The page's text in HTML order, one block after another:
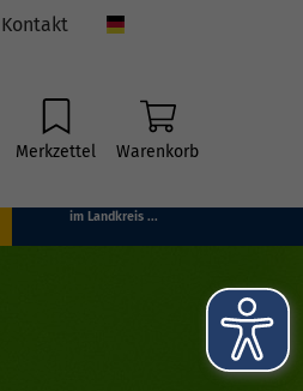
Kontakt
Merkzettel Warenkorb
im Landkreis ...